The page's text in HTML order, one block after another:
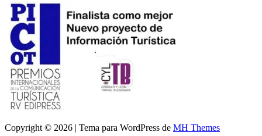
Copyright © 2026 | Tema para WordPress de MH Themes